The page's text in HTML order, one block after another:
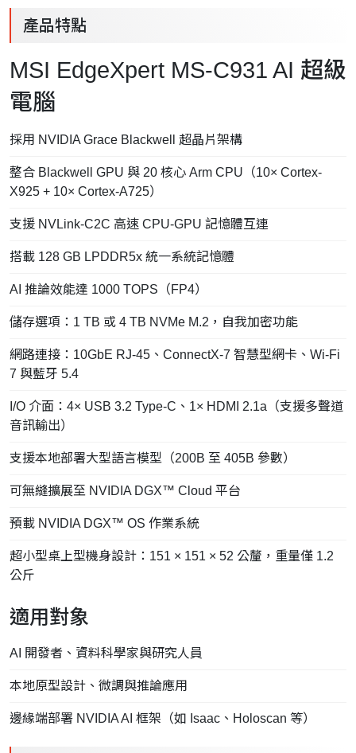
產品特點
MSI EdgeXpert MS-C931 AI 超級
電腦
採用 NVIDIA Grace Blackwell 超晶片架構
整合 Blackwell GPU 與 20 核心 Arm CPU（10× Cortex-
X925 + 10× Cortex-A725）
支援 NVLink-C2C 高速 CPU-GPU 記憶體互連
搭載 128 GB LPDDR5x 統一系統記憶體
AI 推論效能達 1000 TOPS（FP4）
儲存選項：1 TB 或 4 TB NVMe M.2，自我加密功能
網路連接：10GbE RJ-45、ConnectX-7 智慧型網卡、Wi-Fi
7 與藍牙 5.4
I/O 介面：4× USB 3.2 Type-C、1× HDMI 2.1a（支援多聲道
音訊輸出）
支援本地部署大型語言模型（200B 至 405B 參數）
可無縫擴展至 NVIDIA DGX™ Cloud 平台
預載 NVIDIA DGX™ OS 作業系統
超小型桌上型機身設計：151 × 151 × 52 公釐，重量僅 1.2
公斤
適用對象
AI 開發者、資料科學家與研究人員
本地原型設計、微調與推論應用
邊緣端部署 NVIDIA AI 框架（如 Isaac、Holoscan 等）